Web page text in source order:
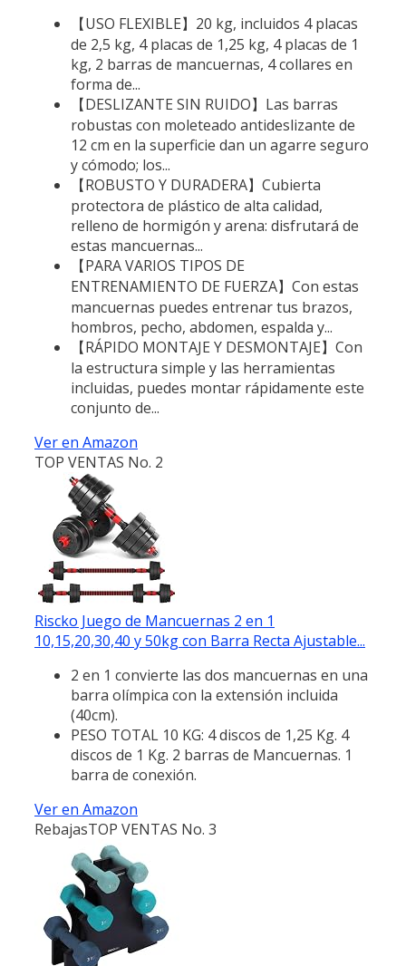
【USO FLEXIBLE】20 kg, incluidos 4 placas
de 2,5 kg, 4 placas de 1,25 kg, 4 placas de 1
kg, 2 barras de mancuernas, 4 collares en
forma de...
【DESLIZANTE SIN RUIDO】Las barras
robustas con moleteado antideslizante de
12 cm en la superficie dan un agarre seguro
y cómodo; los...
【ROBUSTO Y DURADERA】Cubierta
protectora de plástico de alta calidad,
relleno de hormigón y arena: disfrutará de
estas mancuernas...
【PARA VARIOS TIPOS DE
ENTRENAMIENTO DE FUERZA】Con estas
mancuernas puedes entrenar tus brazos,
hombros, pecho, abdomen, espalda y...
【RÁPIDO MONTAJE Y DESMONTAJE】Con
la estructura simple y las herramientas
incluidas, puedes montar rápidamente este
conjunto de...
Ver en Amazon
TOP VENTAS No. 2
Riscko Juego de Mancuernas 2 en 1
10,15,20,30,40 y 50kg con Barra Recta Ajustable...
2 en 1 convierte las dos mancuernas en una
barra olímpica con la extensión incluida
(40cm).
PESO TOTAL 10 KG: 4 discos de 1,25 Kg. 4
discos de 1 Kg. 2 barras de Mancuernas. 1
barra de conexión.
Ver en Amazon
RebajasTOP VENTAS No. 3